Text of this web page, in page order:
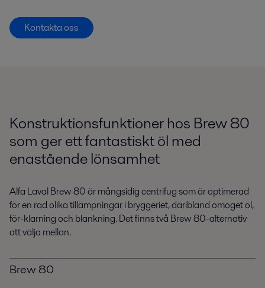
Kontakta oss
Konstruktionsfunktioner hos Brew 80
som ger ett fantastiskt öl med
enastående lönsamhet
Alfa Laval Brew 80 är mångsidig centrifug som är optimerad
för en rad olika tillämpningar i bryggeriet, däribland omoget öl,
för-klarning och blankning. Det finns två Brew 80-alternativ
att välja mellan.
Brew 80